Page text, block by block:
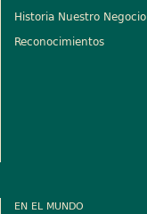
Historia Nuestro Negocio
Reconocimientos
EN EL MUNDO